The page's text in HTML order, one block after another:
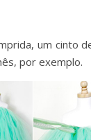
um cinto
por exemplo.